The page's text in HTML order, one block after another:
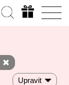
Upravit